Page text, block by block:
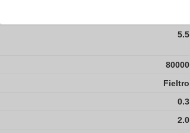
5.5
80000
Fieltro
0.3
2.0